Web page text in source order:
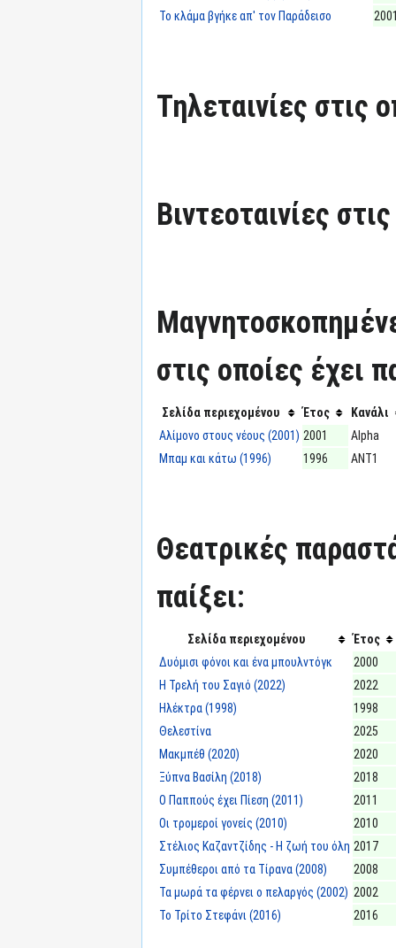
Το κλάμα βγήκε απ' τον Παράδεισο
Τηλεταινίες στις
Βιντεοταινίες
στις οποίες έχει
Σελίδα περιεχομένου Έτος
Κανάλι
Αλίμονο στους νέους (2001) 2001
Alpha
Μπαμ και κάτω (1996)
1996 ΑΝΤ1
Θεατρικές
παίξει:
Σελίδα περιεχομένου
Έτος
Δυόμισι φόνοι και ένα μπουλντόγκ
2000
Η Τρελή του Σαγιό (2022)
2022
Ηλέκτρα (1998)
1998
Θελεστίνα
2025
Μακμπέθ (2020)
2020
Ξύπνα Βασίλη (2018)
2018
Ο Παππούς έχει Πίεση (2011)
2011
Οι τρομεροί γονείς (2010)
2010
Στέλιος Καζαντζίδης - Η ζωή του όλη 2017
Συμπέθεροι από τα Τίρανα (2008)
2008
Τα μωρά τα φέρνει ο πελαργός (2002) 2002
Το Τρίτο Στεφάνι (2016)
2016